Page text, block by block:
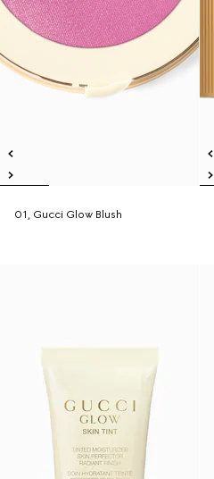
01, Gucci Glow Blush